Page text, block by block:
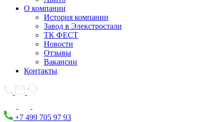
О компании
История компании
Завод в Элекстростали
ТК ФЕСТ
Новости
Отзывы
Вакансии
Контакты
+7 499 705 97 93